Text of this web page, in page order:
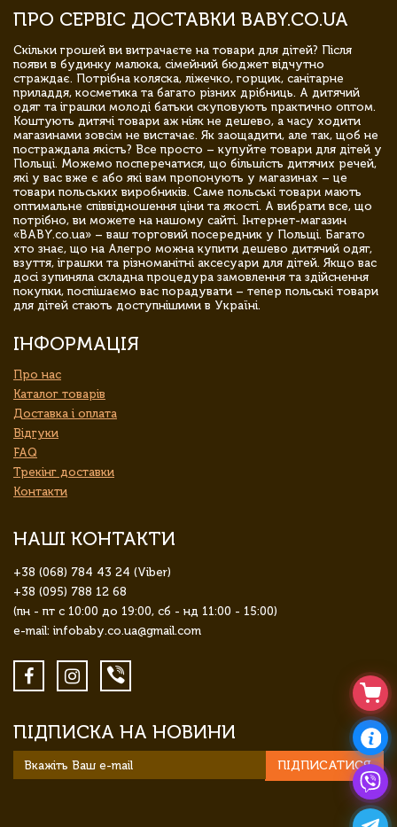
ПРО СЕРВІС ДОСТАВКИ BABY.CO.UA
Скільки грошей ви витрачаєте на товари для дітей? Після
появи в будинку малюка, сімейний бюджет відчутно
страждає. Потрібна коляска, ліжечко, горщик, санітарне
приладдя, косметика та багато різних дрібниць. А дитячий
одяг та іграшки молоді батьки скуповують практично оптом.
Коштують дитячі товари аж ніяк не дешево, а часу ходити
магазинами зовсім не вистачає. Як заощадити, але так, щоб не
постраждала якість? Все просто – купуйте товари для дітей у
Польщі. Можемо посперечатися, що більшість дитячих речей,
які у вас вже є або які вам пропонують у магазинах – це
товари польських виробників. Саме польські товари мають
оптимальне співвідношення ціни та якості. А вибрати все, що
потрібно, ви можете на нашому сайті. Інтернет-магазин
«BABY.co.ua» – ваш торговий посередник у Польщі. Багато
хто знає, що на Алегро можна купити дешево дитячий одяг,
взуття, іграшки та різноманітні аксесуари для дітей. Якщо вас
досі зупиняла складна процедура замовлення та здійснення
покупки, поспішаємо вас порадувати – тепер польські товари
для дітей стають доступнішими в Україні.
ІНФОРМАЦІЯ
Про нас
Каталог товарів
Доставка і оплата
Відгуки
FAQ
Трекінг доставки
Контакти
НАШІ КОНТАКТИ
+38 (068) 784 43 24 (Viber)
+38 (095) 788 12 68
(пн - пт с 10:00 до 19:00, сб - нд 11:00 - 15:00)
e-mail: infobaby.co.ua@gmail.com
ПІДПИСКА НА НОВИНИ
ПІДПИСАТИСЯ